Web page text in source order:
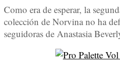
Como era de esperar, la
colección de Norvina no ha
seguidoras de Anastasia